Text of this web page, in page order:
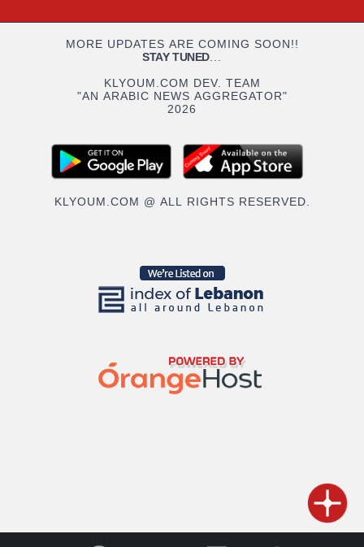
MORE UPDATES ARE COMING SOON!!
STAY TUNED...
KLYOUM.COM DEV. TEAM
"AN ARABIC NEWS AGGREGATOR"
2026
KLYOUM.COM @ ALL RIGHTS RESERVED.